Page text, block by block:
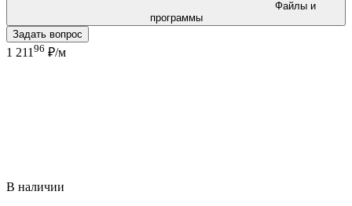
программы
Задать вопрос
1 211 96 ₽/м
В наличии